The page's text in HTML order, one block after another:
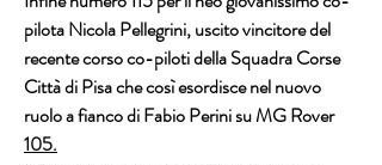
pilota Nicola Pellegrini, uscito vincitore del
recente corso co-piloti della Squadra Corse
Città di Pisa che così esordisce nel nuovo
ruolo a fianco di Fabio Perini su MG Rover
105.